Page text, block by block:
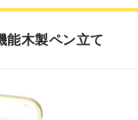
木製ペン立て